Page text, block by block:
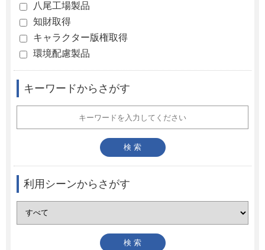
八尾工場製品
知財取得
キャラクター版権取得
環境配慮製品
キーワードからさがす
利用シーンからさがす